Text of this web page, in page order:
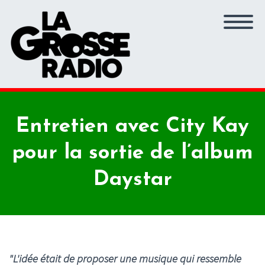
Entretien avec City Kay
pour la sortie de l’album
Daystar
"L'idée était de proposer une musique qui ressemble